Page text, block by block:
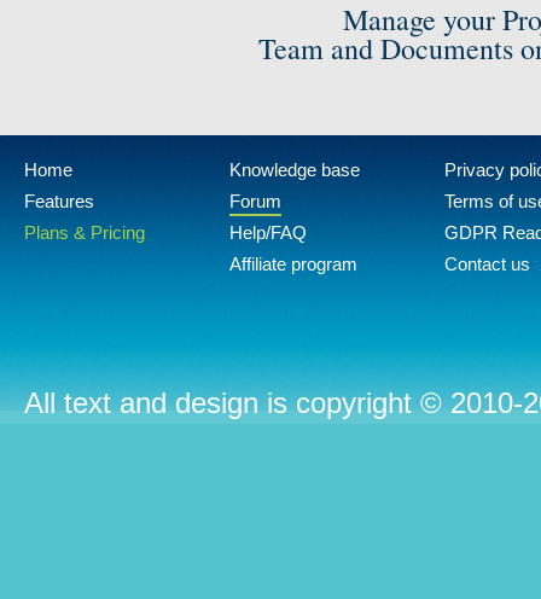
Manage your
Team and Documents
Home
Features
Plans & Pricing
Knowledge base
Forum
Help/FAQ
Affiliate program
Privacy
Terms of
GDPR
Contact us
All text and design is copyright © 2010-